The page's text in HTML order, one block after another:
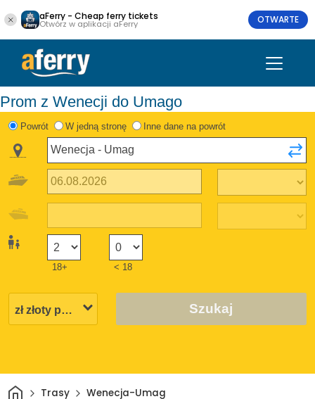
aFerry - Cheap ferry tickets
Otwórz w aplikacji aFerry OTWARTE
Prom z Wenecji do Umago
Powrót W jedną stronę Inne dane na powrót
18+ < 18
Szukaj
DomTrasy Wenecja-Umag